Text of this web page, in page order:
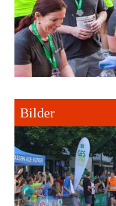
Bilder